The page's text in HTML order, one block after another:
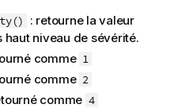
: retourne la valeur
haut niveau de sévérité.
comme 1
comme 2
comme 4